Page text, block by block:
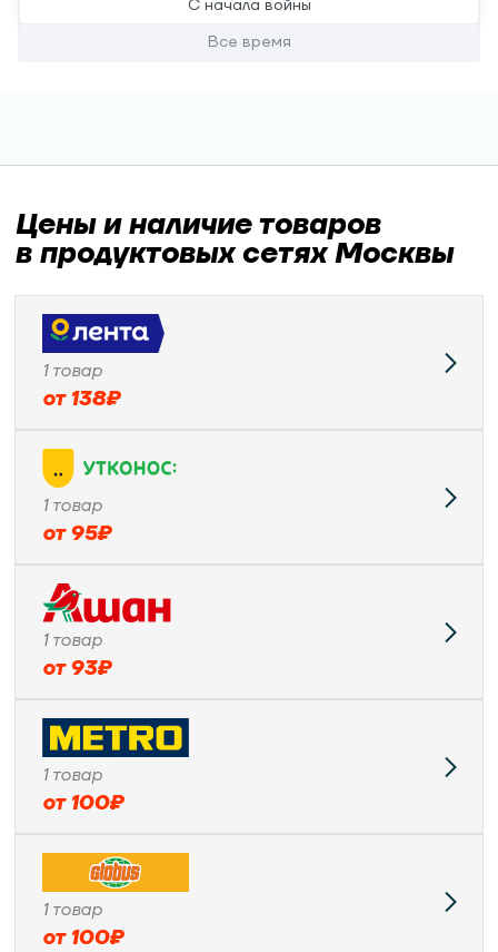
С начала войны
Все время
Цены и наличие товаров
в продуктовых сетях Москвы
1 товар
от 138₽
1 товар
от95₽
1 товар
от93₽
1 товар
от 100₽
1 товар
от 100₽